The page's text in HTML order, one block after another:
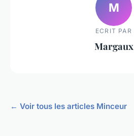
M
ECRIT PAR
Margaux
← Voir tous les articles Minceur